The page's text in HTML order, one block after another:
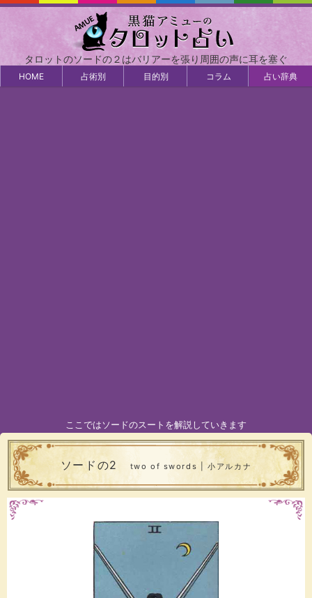
タロットのソードの２はバリアーを張り周囲の声に耳を塞ぐ
HOME 占術別 目的別 コラム 占い辞典
ここではソードのスートを解説していきます
ソードの2 two of swords | 小アルカナ